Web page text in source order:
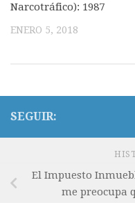
Narcotráfico): 1987
ENERO 5, 2018
SEGUIR:
El Impuesto
me preocupa